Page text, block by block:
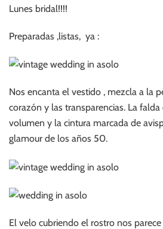
Lunes bridal!!!!
Preparadas ,listas, ya :
Nos encanta el vestido , mezcla a la
corazón y las transparencias. La
volumen y la cintura marcada de
glamour de los años 50.
El velo cubriendo el rostro nos